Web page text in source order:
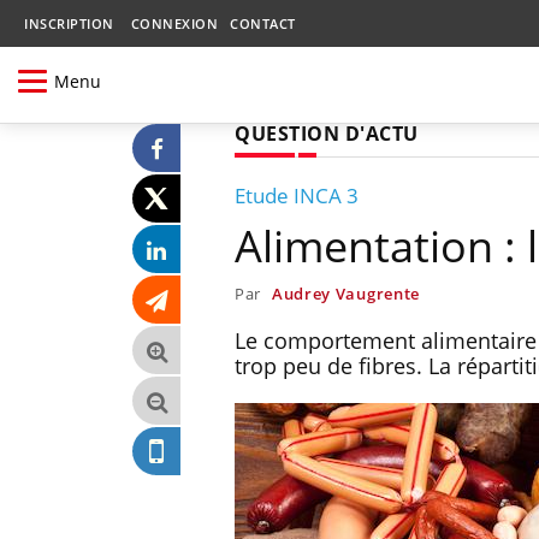
INSCRIPTION CONNEXION CONTACT
Menu
QUESTION D'ACTU
Etude INCA 3
Alimentation :
Par Audrey Vaugrente
Le comportement
trop peu de fibres. La